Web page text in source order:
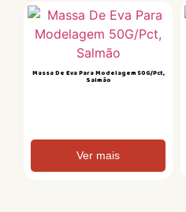
Massa De Eva Para Modelagem 50G/Pct,
Salmão
Ver mais